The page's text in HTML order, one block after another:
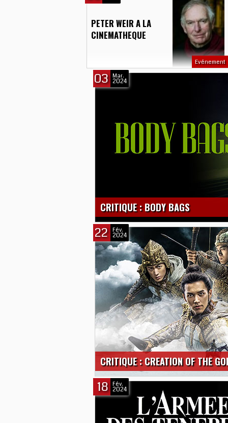
PETER WEIR A LA
CINEMATHEQUE
Evénement
CRITIQUE : BODY BAGS
03 Mar.
2024
CRITIQUE : CREATION OF THE
22 Fév.
2024
18 Fév.
2024